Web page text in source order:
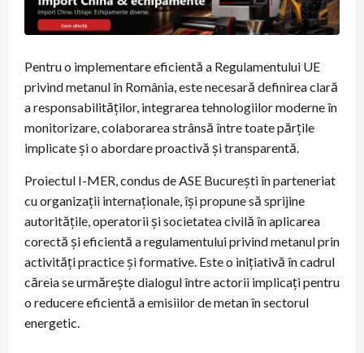
Pentru o implementare eficientă a Regulamentului UE
privind metanul în România, este necesară definirea clară
a responsabilităților, integrarea tehnologiilor moderne în
monitorizare, colaborarea strânsă între toate părțile
implicate și o abordare proactivă și transparentă.
Proiectul I-MER, condus de ASE București în parteneriat
cu organizații internaționale, își propune să sprijine
autoritățile, operatorii și societatea civilă în aplicarea
corectă și eficientă a regulamentului privind metanul prin
activități practice și formative. Este o inițiativă în cadrul
căreia se urmărește dialogul între actorii implicați pentru
o reducere eficientă a emisiilor de metan în sectorul
energetic.